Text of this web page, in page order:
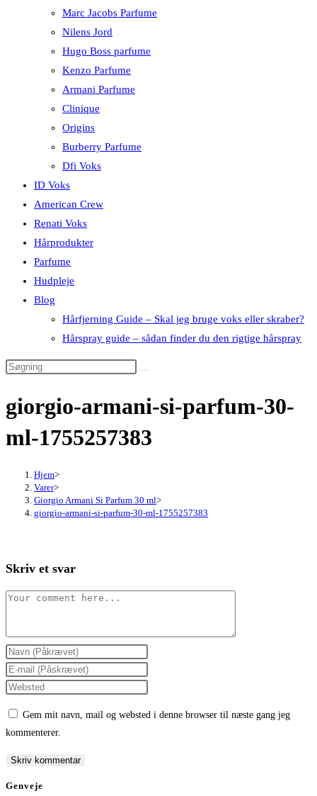
Marc Jacobs Parfume
Nilens Jord
Hugo Boss parfume
Kenzo Parfume
Armani Parfume
Clinique
Origins
Burberry Parfume
Dfi Voks
ID Voks
American Crew
Renati Voks
Hårprodukter
Parfume
Hudpleje
Blog
Hårfjerning Guide – Skal jeg bruge voks eller skraber?
Hårspray guide – sådan finder du den rigtige hårspray
giorgio-armani-si-parfum-30-
ml-1755257383
Hjem>
Varer>
Giorgio Armani Si Parfum 30 ml>
giorgio-armani-si-parfum-30-ml-1755257383
Skriv et svar
Comment
Enter
your
name
comment
Enter
your
comment
Enter
(optional)
Gem mit navn, mail og websted i denne browser til næste gang jeg
kommenterer.
Genveje